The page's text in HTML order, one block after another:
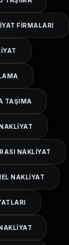
FIRMALARI
TAŞIMA
NAKLIYAT
NAKLIYAT